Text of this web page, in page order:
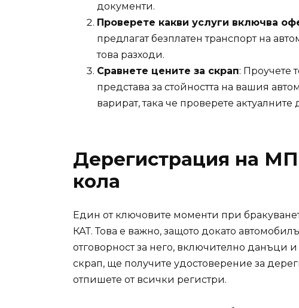
документи.
Проверете какви услуги включва
предлагат безплатен транспорт на
това разходи.
Сравнете цените за скрап: Проучете
представа за стойността на вашия
варират, така че проверете актуалните
Дерегистрация на
кола
Един от ключовите моменти при
КАТ. Това е важно, защото докато
отговорност за него, включително данъци
скрап, ще получите удостоверение за
отпишете от всички регистри.